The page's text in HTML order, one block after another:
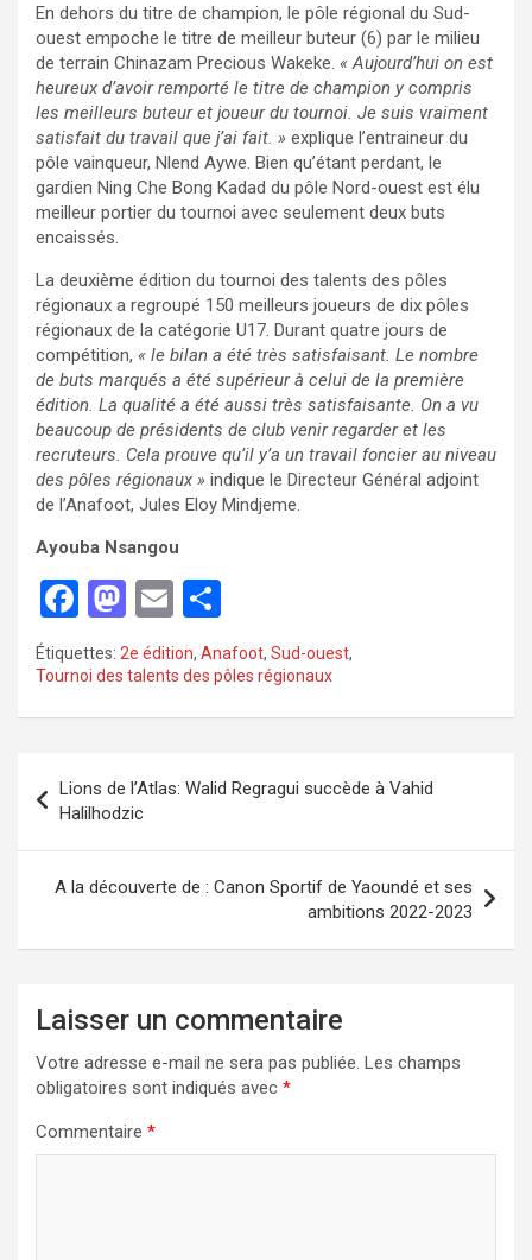
En dehors du titre de champion, le pôle régional du Sud-
ouest empoche le titre de meilleur buteur (6) par le milieu
de terrain Chinazam Precious Wakeke. « Aujourd’hui on est
heureux d’avoir remporté le titre de champion y compris
les meilleurs buteur et joueur du tournoi. Je suis vraiment
satisfait du travail que j’ai fait. » explique l’entraineur du
pôle vainqueur, Nlend Aywe. Bien qu’étant perdant, le
gardien Ning Che Bong Kadad du pôle Nord-ouest est élu
meilleur portier du tournoi avec seulement deux buts
encaissés.
La deuxième édition du tournoi des talents des pôles
régionaux a regroupé 150 meilleurs joueurs de dix pôles
régionaux de la catégorie U17. Durant quatre jours de
compétition, « le bilan a été très satisfaisant. Le nombre
de buts marqués a été supérieur à celui de la première
édition. La qualité a été aussi très satisfaisante. On a vu
beaucoup de présidents de club venir regarder et les
recruteurs. Cela prouve qu’il y’a un travail foncier au niveau
des pôles régionaux » indique le Directeur Général adjoint
de l’Anafoot, Jules Eloy Mindjeme.
Ayouba Nsangou
F
a
ce
b
o
k
M
a
st
o
o
n
E
m
ail
ar
ta
g
Étiquettes: 2e édition, Anafoot, Sud-ouest,
Tournoi des talents des pôles régionaux
Lions de l’Atlas: Walid Regragui succède à Vahid
Halilhodzic
A la découverte de : Canon Sportif de Yaoundé et ses
ambitions 2022-2023
Laisser un commentaire
Votre adresse e-mail ne sera pas publiée. Les champs
obligatoires sont indiqués avec *
Commentaire *